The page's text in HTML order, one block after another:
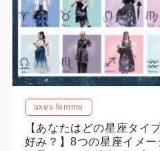
axes femme
【あなたはどの星座タイ
好み？】8つの星座イメー